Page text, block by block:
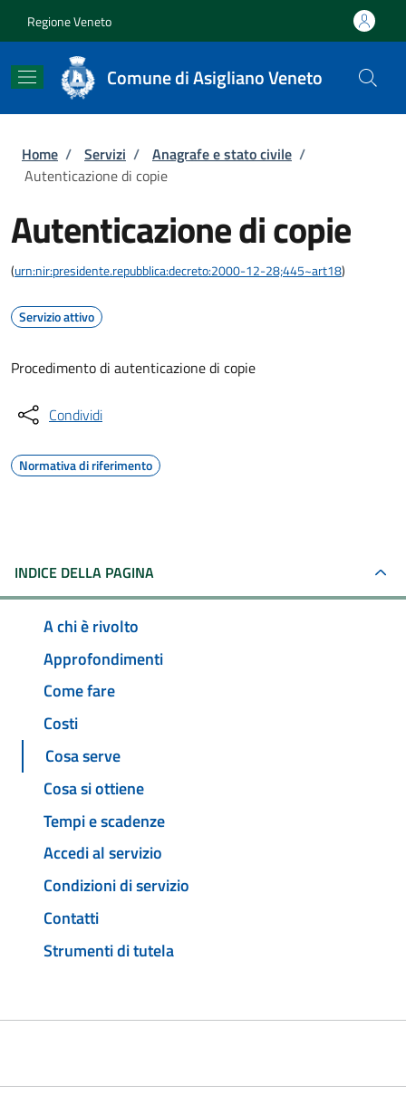
Regione Veneto
Comune di Asigliano Veneto
Briciole di pane
Home / Servizi / Anagrafe e stato civile /
Autenticazione di copie
Autenticazione di copie
(urn:nir:presidente.repubblica:decreto:2000-12-28;445~art18)
Servizio attivo
Procedimento di autenticazione di copie
Condividi
Normativa di riferimento
INDICE DELLA PAGINA
A chi è rivolto
Approfondimenti
Come fare
Costi
Cosa serve
Cosa si ottiene
Tempi e scadenze
Accedi al servizio
Condizioni di servizio
Contatti
Strumenti di tutela